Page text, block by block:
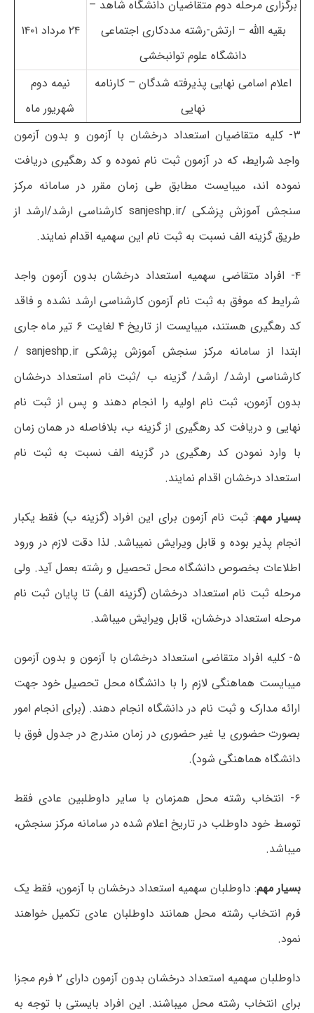
برگزاری مرحله دوم متقاضیان دانشگاه شاهد –
بقیه االله – ارتش-رشته مددکاری اجتماعی
دانشگاه علوم توانبخشی
۲۴ مرداد ۱۴۰۱
اعلام اسامی نهایی پذیرفته شدگان – کارنامه
نهایی
نیمه دوم
شهریور ماه
۳- کلیه متقاضیان استعداد درخشان با آزمون و بدون آزمون
واجد شرایط، که در آزمون ثبت نام نموده و کد رهگیری دریافت
نموده اند، میبایست مطابق طی زمان مقرر در سامانه مرکز
سنجش آموزش پزشکی /sanjeshp.ir کارشناسی ارشد/ارشد از
طریق گزینه الف نسبت به ثبت نام این سهمیه اقدام نمایند.
۴- افراد متقاضی سهمیه استعداد درخشان بدون آزمون واجد
شرایط که موفق به ثبت نام آزمون کارشناسی ارشد نشده و فاقد
کد رهگیری هستند، میبایست از تاریخ ۴ لغایت ۶ تیر ماه جاری
ابتدا از سامانه مرکز سنجش آموزش پزشکی sanjeshp.ir /
کارشناسی ارشد/ ارشد/ گزینه ب /ثبت نام استعداد درخشان
بدون آزمون، ثبت نام اولیه را انجام دهند و پس از ثبت نام
نهایی و دریافت کد رهگیری از گزینه ب، بلافاصله در همان زمان
با وارد نمودن کد رهگیری در گزینه الف نسبت به ثبت نام
استعداد درخشان اقدام نمایند.
بسیار مهم: ثبت نام آزمون برای این افراد (گزینه ب) فقط یکبار
انجام پذیر بوده و قابل ویرایش نمیباشد. لذا دقت لازم در ورود
اطلاعات بخصوص دانشگاه محل تحصیل و رشته بعمل آید. ولی
مرحله ثبت نام استعداد درخشان (گزینه الف) تا پایان ثبت نام
مرحله استعداد درخشان، قابل ویرایش میباشد.
۵- کلیه افراد متقاضی استعداد درخشان با آزمون و بدون آزمون
میبایست هماهنگی لازم را با دانشگاه محل تحصیل خود جهت
ارائه مدارک و ثبت نام در دانشگاه انجام دهند. (برای انجام امور
بصورت حضوری یا غیر حضوری در زمان مندرج در جدول فوق با
دانشگاه هماهنگی شود).
۶- انتخاب رشته محل همزمان با سایر داوطلبین عادی فقط
توسط خود داوطلب در تاریخ اعلام شده در سامانه مرکز سنجش،
میباشد.
بسیار مهم: داوطلبان سهمیه استعداد درخشان با آزمون، فقط یک
فرم انتخاب رشته محل همانند داوطلبان عادی تکمیل خواهند
نمود.
داوطلبان سهمیه استعداد درخشان بدون آزمون دارای ۲ فرم مجزا
برای انتخاب رشته محل میباشند. این افراد بایستی با توجه به